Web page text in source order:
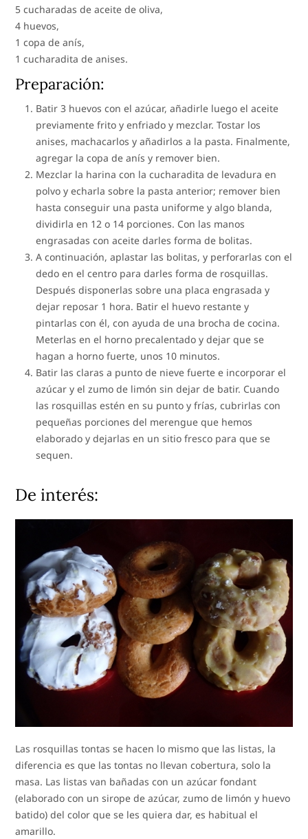
5 cucharadas de aceite de oliva,
4 huevos,
1 copa de anís,
1 cucharadita de anises.
Preparación:
Batir 3 huevos con el azúcar, añadirle luego el aceite
previamente frito y enfriado y mezclar. Tostar los
anises, machacarlos y añadirlos a la pasta. Finalmente,
agregar la copa de anís y remover bien.
Mezclar la harina con la cucharadita de levadura en
polvo y echarla sobre la pasta anterior; remover bien
hasta conseguir una pasta uniforme y algo blanda,
dividirla en 12 o 14 porciones. Con las manos
engrasadas con aceite darles forma de bolitas.
A continuación, aplastar las bolitas, y perforarlas con el
dedo en el centro para darles forma de rosquillas.
Después disponerlas sobre una placa engrasada y
dejar reposar 1 hora. Batir el huevo restante y
pintarlas con él, con ayuda de una brocha de cocina.
Meterlas en el horno precalentado y dejar que se
hagan a horno fuerte, unos 10 minutos.
Batir las claras a punto de nieve fuerte e incorporar el
azúcar y el zumo de limón sin dejar de batir. Cuando
las rosquillas estén en su punto y frías, cubrirlas con
pequeñas porciones del merengue que hemos
elaborado y dejarlas en un sitio fresco para que se
sequen.
De interés:
Las rosquillas tontas se hacen lo mismo que las listas, la
diferencia es que las tontas no llevan cobertura, solo la
masa. Las listas van bañadas con un azúcar fondant
(elaborado con un sirope de azúcar, zumo de limón y huevo
batido) del color que se les quiera dar, es habitual el
amarillo.